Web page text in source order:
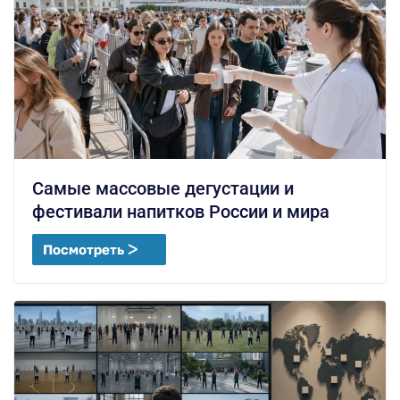
Самые массовые дегустации и
фестивали напитков России и мира
Посмотреть ᐳ